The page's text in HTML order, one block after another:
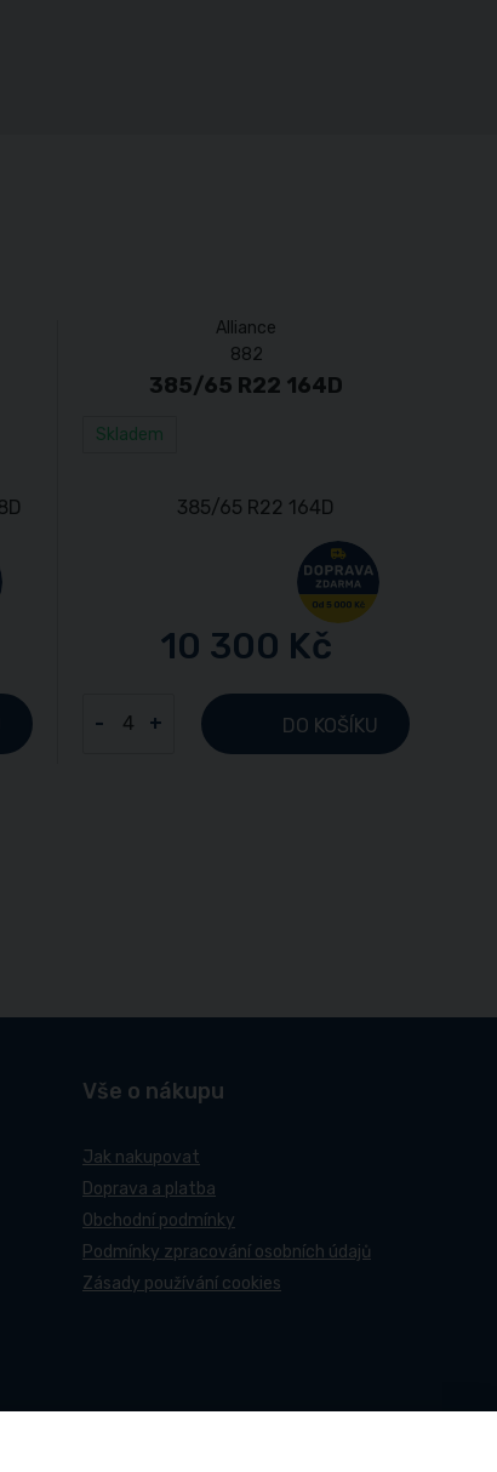
Alliance
882
385/65 R22 164D
Skladem
10 300 Kč
- + DO KOŠÍKU
Vše o nákupu
Jak nakupovat
Doprava a platba
Obchodní podmínky
Podmínky zpracování osobních údajů
Zásady používání cookies